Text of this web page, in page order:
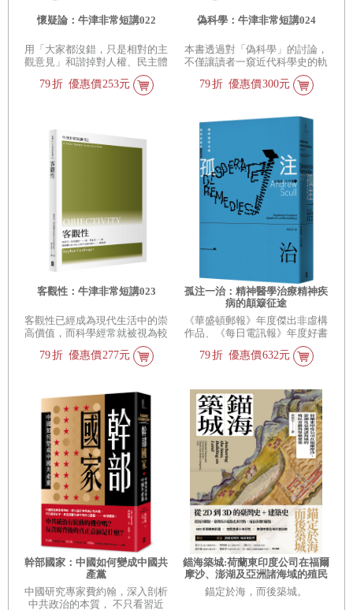
懷疑論：牛津非常短講022
用「大家都沒錯，只是相對的主
觀意見」和諧掉對人權、民主體
制、科學知識的主張和堅持，本
書以哲學論證破解這樣的混淆，
79折 優惠價253元
偽科學：牛津非常短講024
本書透過對「偽科學」的討論，
不僅讓讀者一窺近代科學史的軌
跡，劃界所涉及的除了科學本質
的哲學問題，還關係到政治、文
79折 優惠價300元
客觀性：牛津非常短講023
客觀性已經成為現代生活中的崇
高價值，而科學經常就被視為較
具有客觀性的領域，其中最不受
汙染的是量化的數字，於是，政
79折 優惠價277元
孤注一治：精神醫學治療精神疾
病的顛簸征途
《華盛頓郵報》年度傑出非虛構
作品、《每日電訊報》年度好書
79折 優惠價632元
幹部國家：中國如何變成中國共
產黨
中國研究專家費約翰，深入剖析
中共政治的本質， 不只看習近
錨海築城:荷蘭東印度公司在福爾
摩沙、澎湖及亞洲諸海域的殖民
市鎮與堡壘要塞
錨定於海，而後築城。